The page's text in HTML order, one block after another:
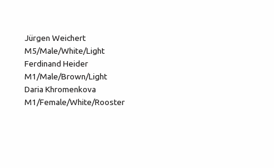
Jürgen Weichert
M5/Male/White/Light
Ferdinand Heider
M1/Male/Brown/Light
Daria Khromenkova
M1/Female/White/Rooster